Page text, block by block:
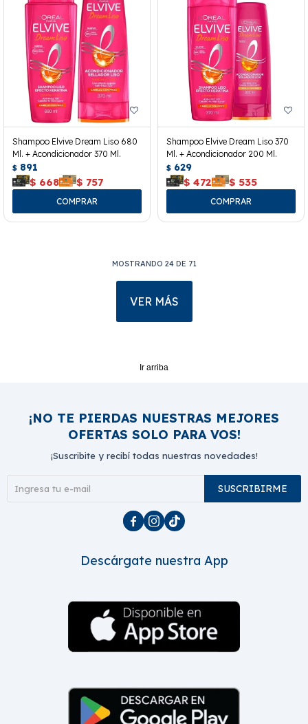
Shampoo Elvive Dream Liso 680
Ml. + Acondicionador 370 Ml.
$ 891
$ 668 $ 757
Shampoo Elvive Dream Liso 370
Ml. + Acondicionador 200 Ml.
$ 629
$ 472 $ 535
MOSTRANDO 24DE 71
VER MÁS
Ir arriba
¡NO TE PIERDAS NUESTRAS MEJORES
OFERTAS SOLO PARA VOS!
¡Suscribite y recibí todas nuestras novedades!
SUSCRIBIRME
  
Descárgate nuestra App